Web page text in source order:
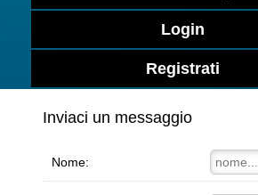
Login
Registrati
Inviaci un messaggio
Nome: